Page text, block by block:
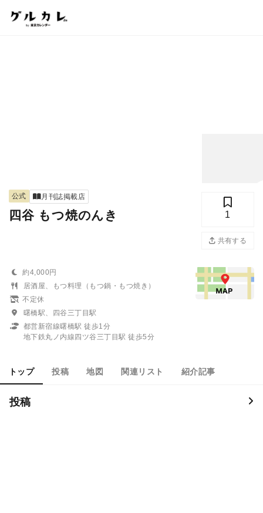
公式 月刊誌掲載店
四谷 もつ焼のんき 1
共有する
約4,000円
居酒屋、もつ料理（もつ鍋・もつ焼き）
不定休
曙橋駅、四谷三丁目駅
都営新宿線曙橋駅 徒歩1分
地下鉄丸ノ内線四ツ谷三丁目駅 徒歩5分
トップ 投稿 地図 関連リスト 紹介記事
投稿